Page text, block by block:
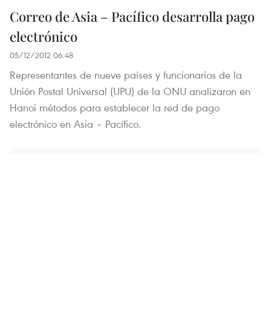
Correo de Asia – Pacífico desarrolla pago
electrónico
05/12/2012 06:48
Representantes de nueve países y funcionarios de la
Unión Postal Universal (UPU) de la ONU analizaron en
Hanoi métodos para establecer la red de pago
electrónico en Asia – Pacífico.